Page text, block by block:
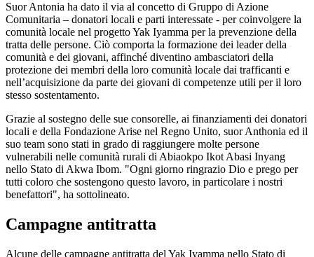
Suor Antonia ha dato il via al concetto di Gruppo di Azione
Comunitaria – donatori locali e parti interessate - per coinvolgere la
comunità locale nel progetto Yak Iyamma per la prevenzione della
tratta delle persone. Ciò comporta la formazione dei leader della
comunità e dei giovani, affinché diventino ambasciatori della
protezione dei membri della loro comunità locale dai trafficanti e
nell’acquisizione da parte dei giovani di competenze utili per il loro
stesso sostentamento.
Grazie al sostegno delle sue consorelle, ai finanziamenti dei donatori
locali e della Fondazione Arise nel Regno Unito, suor Anthonia ed il
suo team sono stati in grado di raggiungere molte persone
vulnerabili nelle comunità rurali di Abiaokpo Ikot Abasi Inyang
nello Stato di Akwa Ibom. "Ogni giorno ringrazio Dio e prego per
tutti coloro che sostengono questo lavoro, in particolare i nostri
benefattori", ha sottolineato.
Campagne antitratta
Alcune delle campagne antitratta del Yak Iyamma nello Stato di